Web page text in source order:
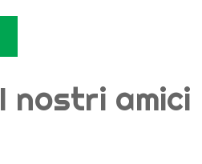
I nostri amici